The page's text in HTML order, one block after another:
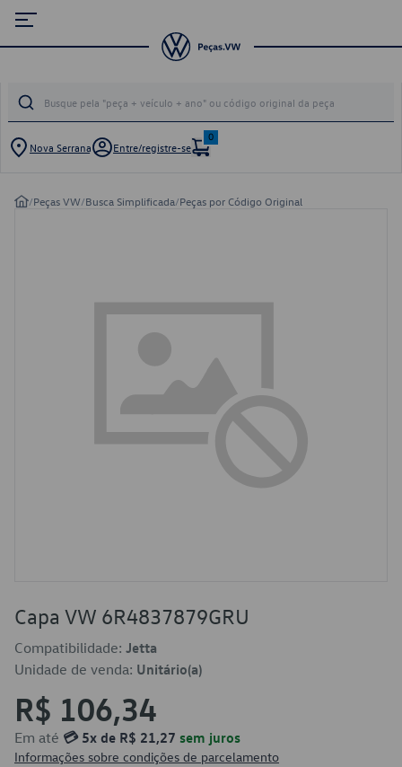
Nova Serrana Entre/registre-se
0
/Peças VW/Busca Simplificada/Peças por Código Original
Capa VW 6R4837879GRU
Compatibilidade: Jetta
Unidade de venda: Unitário(a)
R$ 106,34
Em até 💳 5x de R$ 21,27 sem juros
Informações sobre condições de parcelamento